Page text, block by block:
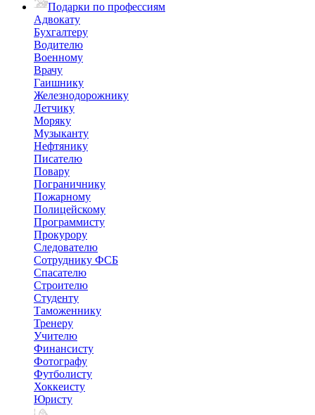
Подарки по профессиям
Адвокату
Бухгалтеру
Водителю
Военному
Врачу
Гаишнику
Железнодорожнику
Летчику
Моряку
Музыканту
Нефтянику
Писателю
Повару
Пограничнику
Пожарному
Полицейскому
Программисту
Прокурору
Следователю
Сотруднику ФСБ
Спасателю
Строителю
Студенту
Таможеннику
Тренеру
Учителю
Финансисту
Фотографу
Футболисту
Хоккеисту
Юристу